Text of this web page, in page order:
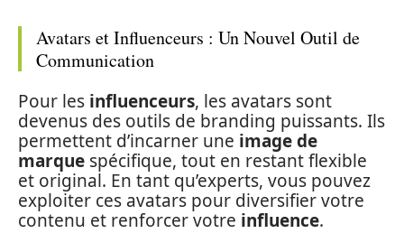
Avatars et Influenceurs : Un Nouvel Outil de
Communication
Pour les influenceurs, les avatars sont
devenus des outils de branding puissants. Ils
permettent d’incarner une image de
marque spécifique, tout en restant flexible
et original. En tant qu’experts, vous pouvez
exploiter ces avatars pour diversifier votre
contenu et renforcer votre influence.